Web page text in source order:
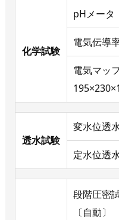
化学試験
pHメータ
電気伝導
電気マッ
透水試験
変水位透
定水位透
段階圧密
〔自動〕